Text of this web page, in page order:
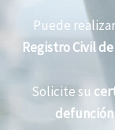
Puede
Registro Civil
Solicite su
defunción